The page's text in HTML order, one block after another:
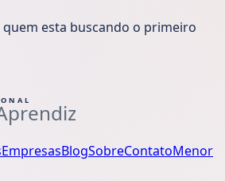
quem esta buscando o primeiro
EmpresasBlogSobreContatoMenor